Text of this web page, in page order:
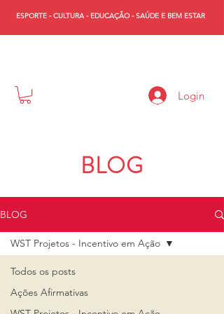
ESPORTE - CULTURA - EDUCAÇÃO - SAÚDE E BEM ESTAR
Login
BLOG
BLOG
Todos os posts
Ações Afirmativas
WST Projetos - Incentivo em Ação